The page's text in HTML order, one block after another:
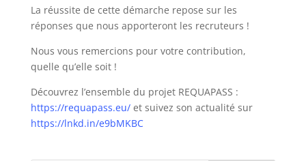
La réussite de cette démarche repose sur les
réponses que nous apporteront les recruteurs !
Nous vous remercions pour votre contribution,
quelle qu’elle soit !
Découvrez l’ensemble du projet REQUAPASS :
https://requapass.eu/et suivez son actualité sur
https://lnkd.in/e9bMKBC